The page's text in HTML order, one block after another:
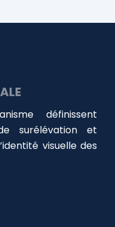
définissent
surélévation et
visuelle des